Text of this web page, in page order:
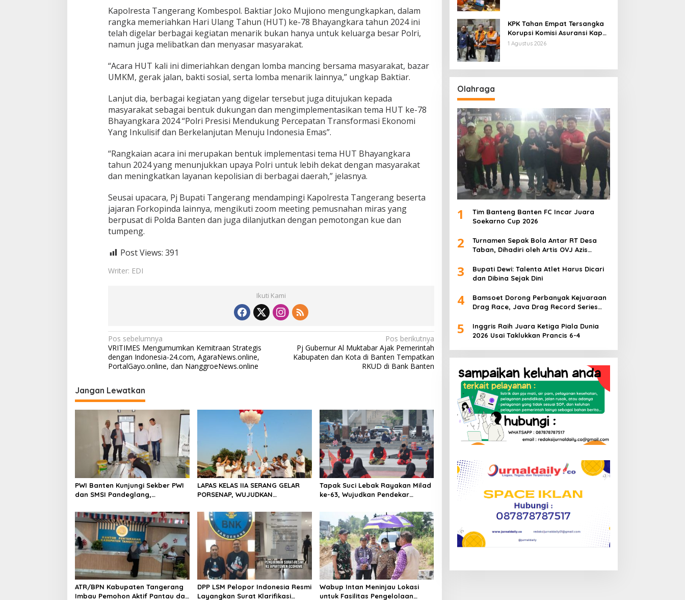
a
h
a
n
M
n
u
a
K
e
r
s
d
i
P
l
d
B
a
t
n
Kapolresta Tangerang Kombespol. Baktiar Joko Mujiono mengungkapkan, dalam
rangka memeriahkan Hari Ulang Tahun (HUT) ke-78 Bhayangkara tahun 2024 ini
telah digelar berbagai kegiatan menarik bukan hanya untuk keluarga besar Polri,
namun juga melibatkan dan menyasar masyarakat.
“Acara HUT kali ini dimeriahkan dengan lomba mancing bersama masyarakat, bazar
UMKM, gerak jalan, bakti sosial, serta lomba menarik lainnya,” ungkap Baktiar.
Lanjut dia, berbagai kegiatan yang digelar tersebut juga ditujukan kepada
masyarakat sebagai bentuk dukungan dan mengimplementasikan tema HUT ke-78
Bhayangkara 2024 “Polri Presisi Mendukung Percepatan Transformasi Ekonomi
Yang Inkulisif dan Berkelanjutan Menuju Indonesia Emas”.
“Rangkaian acara ini merupakan bentuk implementasi tema HUT Bhayangkara
tahun 2024 yang menunjukkan upaya Polri untuk lebih dekat dengan masyarakat
dan meningkatkan layanan kepolisian di berbagai daerah,” jelasnya.
Seusai upacara, Pj Bupati Tangerang mendampingi Kapolresta Tangerang beserta
jajaran Forkopinda lainnya, mengikuti zoom meeting pemusnahan miras yang
berpusat di Polda Banten dan juga dilanjutkan dengan pemotongan kue dan
tumpeng.
Post Views: 391
Writer: EDI
Ikuti Kami
N
a
v
i
g
a
s
i
p
o
s
Pos sebelumnya
VRITIMES Mengumumkan Kemitraan Strategis
dengan Indonesia-24.com, AgaraNews.online,
PortalGayo.online, dan NanggroeNews.online
Pos berikutnya
Pj Gubernur Al Muktabar Ajak Pemerintah
Kabupaten dan Kota di Banten Tempatkan
RKUD di Bank Banten
Jangan Lewatkan
PWI Banten Kunjungi Sekber PWI
dan SMSI Pandeglang,
Organisasi
LAPAS KELAS IIA SERANG GELAR
PORSENAP, WUJUDKAN
Tapak Suci Lebak Rayakan Milad
ke-63, Wujudkan Pendekar
ATR/BPN Kabupaten Tangerang
Imbau Pemohon Aktif Pantau dan
DPP LSM Pelopor Indonesia Resmi
Layangkan Surat Klarifikasi
Wabup Intan Meninjau Lokasi
untuk Fasilitas Pengelolaan
KPK Tahan Empat Tersangka
Korupsi Komisi Asuransi Kapal
PT Pelni
1 Agustus 2026
Olahraga
1
Tim Banteng Banten FC Incar Juara
Soekarno Cup 2026
2
Turnamen Sepak Bola Antar RT Desa
Taban, Dihadiri oleh Artis OVJ Azis
3
Bupati Dewi: Talenta Atlet Harus Dicari
dan Dibina Sejak Dini
4
Bamsoet Dorong Perbanyak Kejuaraan
Drag Race, Java Drag Record Series
Muda
5
Inggris Raih Juara Ketiga Piala Dunia
2026 Usai Taklukkan Prancis 6-4